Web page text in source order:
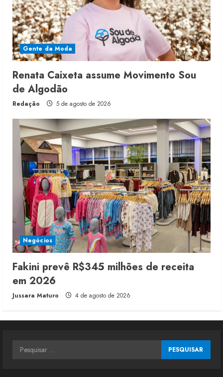
Gente da Moda
Renata Caixeta assume Movimento Sou
de Algodão
Redação 5 de agosto de 2026
Negócios
Fakini prevê R$345 milhões de receita
em 2026
Jussara Maturo 4 de agosto de 2026
Pesquisar